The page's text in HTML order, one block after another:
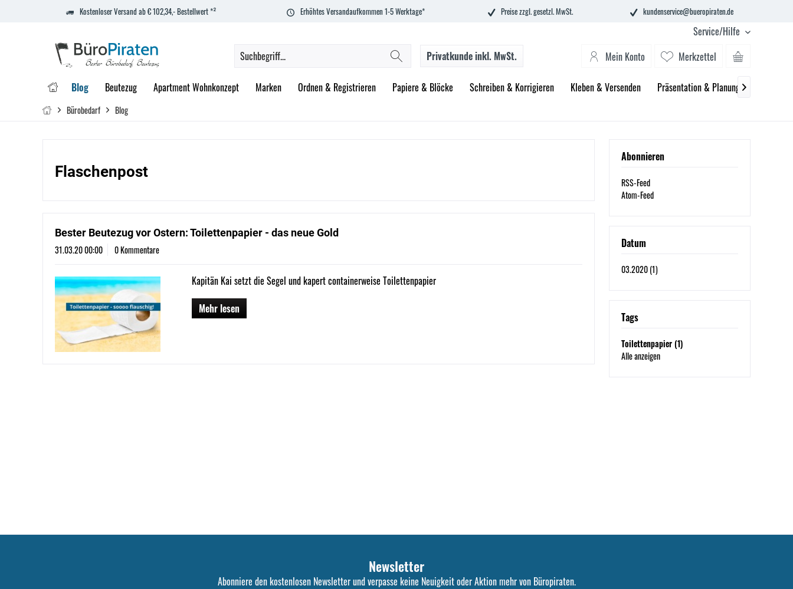
Kostenloser Versand ab € 102,34,- Bestellwert *² Erhöhtes Versandaufkommen 1-5 Werktage* Preise zzgl. gesetzl. MwSt. kundenservice@bueropiraten.de
Service/Hilfe
Merkzettel
Mein Konto
Privatkundeinkl. MwSt.
Blog Beutezug Apartment Wohnkonzept Marken Ordnen & Registrieren Papiere & Blöcke Schreiben & Korrigieren Kleben & Versenden Präsentation & Planung 
Bürobedarf Blog
Abonnieren
RSS-Feed
Atom-Feed
Datum
03.2020 (1)
Tags
Toilettenpapier (1)
Alle anzeigen
Flaschenpost
Bester Beutezug vor Ostern: Toilettenpapier - das neue Gold
31.03.20 00:00
0 Kommentare
Kapitän Kai setzt die Segel und kapert containerweise Toilettenpapier
Mehr lesen
Newsletter
Abonniere den kostenlosen Newsletter und verpasse keine Neuigkeit oder Aktion mehr von Büropiraten.